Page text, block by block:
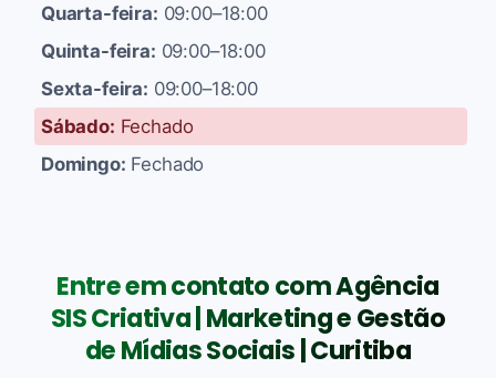
Quarta-feira: 09:00–18:00
Quinta-feira: 09:00–18:00
Sexta-feira: 09:00–18:00
Sábado: Fechado
Domingo: Fechado
Entre em contato com Agência
SIS Criativa | Marketing e Gestão
de Mídias Sociais | Curitiba